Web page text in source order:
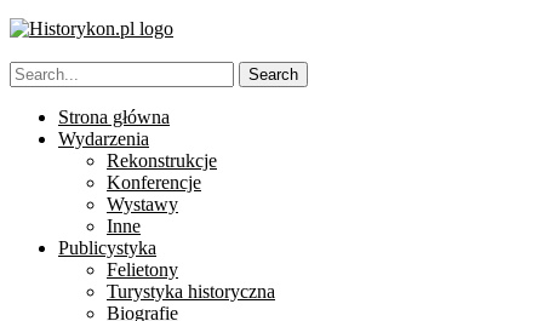
Strona główna
Wydarzenia
Rekonstrukcje
Konferencje
Wystawy
Inne
Publicystyka
Felietony
Turystyka historyczna
Biografie